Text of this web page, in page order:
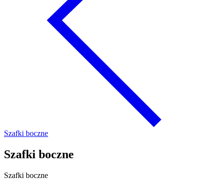
Szafki boczne
Szafki boczne
Szafki boczne